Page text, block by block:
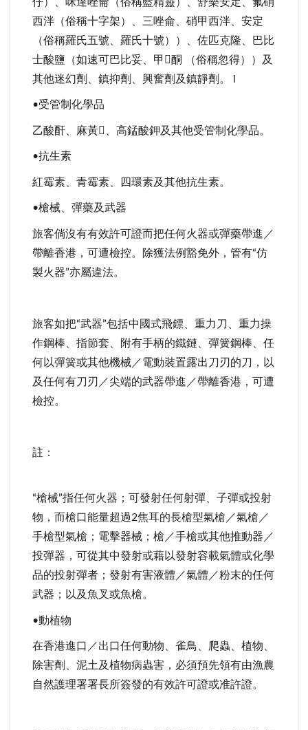
西泮（俗稱十字架）、三唑侖、硝甲西泮、安定
（俗稱羅氏五號、羅氏十號））、佐匹克隆、巴比
士酸鹽（如速可巴比妥、甲酮 （俗稱忽得））及
其他迷幻劑、鎮抑劑、興奮劑及鎮靜劑。 l
•受管制化學品
乙酸酐、麻黃、高錳酸鉀及其他受管制化學品。
•抗生素
紅霉素、青霉素、四環素及其他抗生素。
•槍械、彈藥及武器
旅客倘沒有有效許可證而把任何火器或彈藥帶進／
帶離香港，可遭檢控。除獲法例豁免外，管有“仿
製火器”亦屬違法。
旅客如把“武器”包括中國式飛鏢、重力刀、重力操
作鋼棒、指節套、附有手柄的鐵鏈、彈簧鋼棒、任
何以彈簧或其他機械／電動裝置露出刀刃的刀，以
及任何有刀刃／尖端的武器帶進／帶離香港，可遭
檢控。
註：
“槍械”指任何火器；可發射任何射彈、子彈或投射
物，而槍口能量超過2焦耳的長槍型氣槍／氣槍／
手槍型氣槍；電擊器械；槍／手槍或其他推動器／
投彈器，可從其中發射或藉以發射容載氣體或化學
品的投射彈者；發射有害液體／氣體／粉末的任何
武器；以及魚叉或魚槍。
•動植物
在香港進口／出口任何動物、雀鳥、爬蟲、植物、
除害劑、泥土及植物病蟲害，必須預先領有由漁農
自然護理署署長所簽發的有效許可證或准許證。